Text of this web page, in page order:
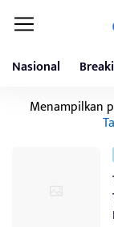
Nasional
Menampilkan